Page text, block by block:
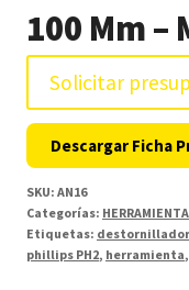
100 Mm –
Solicitar
Descargar Ficha
SKU: AN16
Categorías:
Etiquetas: destornillador
phillips PH2, herramienta,